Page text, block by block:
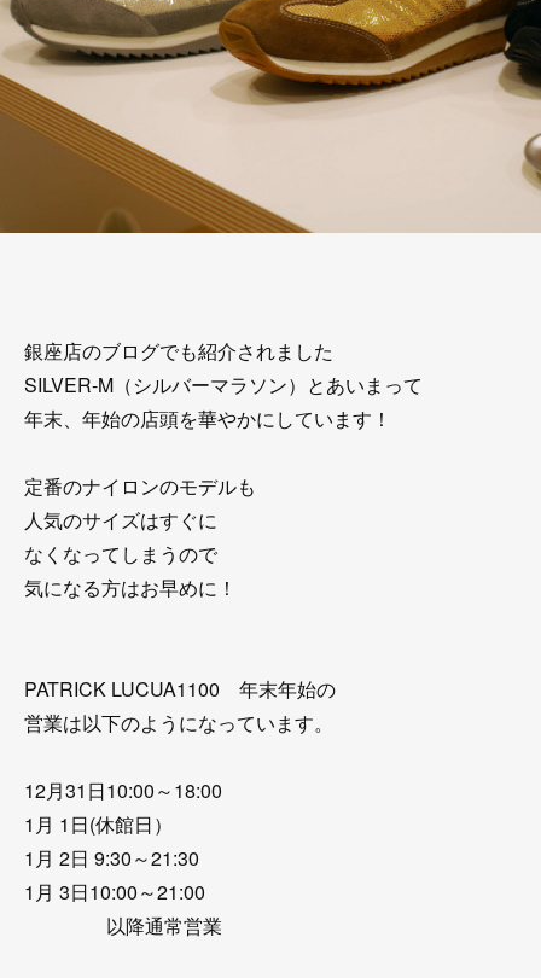
銀座店のブログでも紹介されました
SILVER-M（シルバーマラソン）とあいまって
年末、年始の店頭を華やかにしています！
定番のナイロンのモデルも
人気のサイズはすぐに
なくなってしまうので
気になる方はお早めに！
PATRICK LUCUA1100 年末年始の
営業は以下のようになっています。
12月31日10:00～18:00
1月 1日(休館日）
1月 2日 9:30～21:30
1月 3日10:00～21:00
以降通常営業